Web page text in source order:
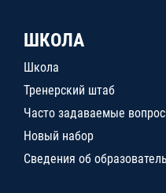
ШКОЛА
Школа
Тренерский штаб
Часто задаваемые
Новый набор
Сведения об